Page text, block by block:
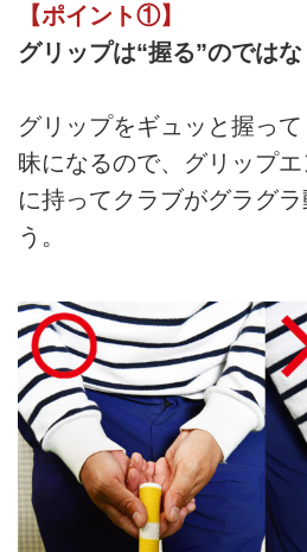
【ポイント①】
グリップは“握る”のでは
グリップをギュッと握っ
昧になるので、グリップ
に持ってクラブがグラグ
う。